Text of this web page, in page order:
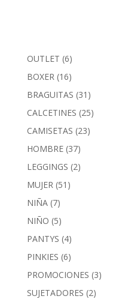
OUTLET 66
productos
BOXER 1616
productos
BRAGUITAS 31 31
productos
CALCETINES 2525
CAMISETAS 2323
HOMBRE 3737
productos
LEGGINGS 22
MUJER 51 51
NIÑA 77
productos
NIÑO 55
productos
PANTYS 44
productos
PINKIES 66
productos
PROMOCIONES 33
SUJETADORES 22